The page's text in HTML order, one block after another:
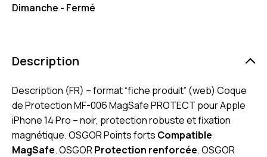
Dimanche - Fermé
Description
Description (FR) – format “fiche produit” (web) Coque
de Protection MF-006 MagSafe PROTECT pour Apple
iPhone 14 Pro – noir, protection robuste et fixation
magnétique. OSGOR Points forts Compatible
MagSafe. OSGORProtection renforcée. OSGOR